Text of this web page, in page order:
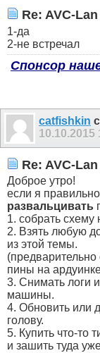
Re: AVC-
1-да
2-не встречал
Спонсор
catfishkin
10.10.2015
Re: AVC-
Доброе утро!
если я
развальцивать
1. собрать
2. Взять любую
из этой темы.
пины на
3. Снимать логи
машины.
4. Обновить или
голову.
5. Купить что-то
и зашить туда